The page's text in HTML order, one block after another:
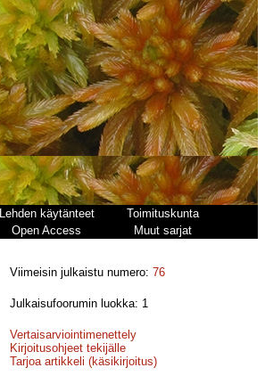
Lehden käytänteet
Toimituskunta
Open Access Muut sarjat
Viimeisin julkaistu numero:76
Julkaisufoorumin luokka: 1
Vertaisarviointimenettely
Kirjoitusohjeet tekijälle
Tarjoa artikkeli (käsikirjoitus)